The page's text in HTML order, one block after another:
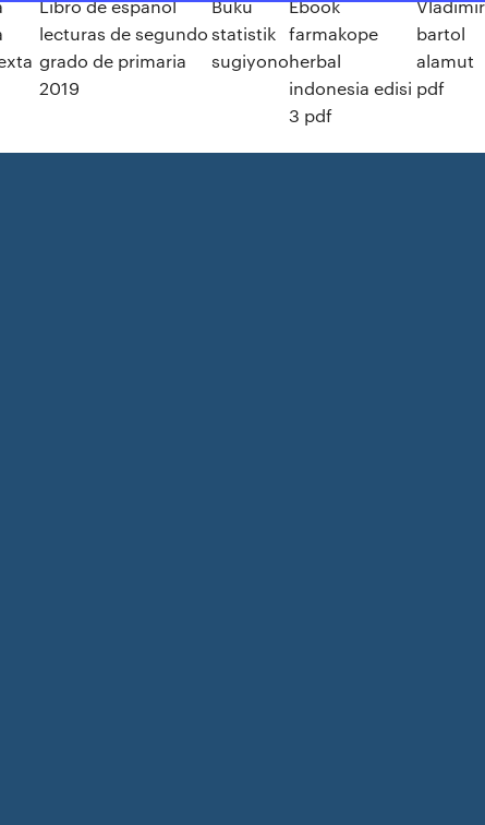
Libro de español
lecturas de segundo
grado de primaria
2019
Buku
statistik
sugiyono
Ebook
farmakope
herbal
indonesia edisi
3 pdf
Vladimir
bartol
alamut
pdf